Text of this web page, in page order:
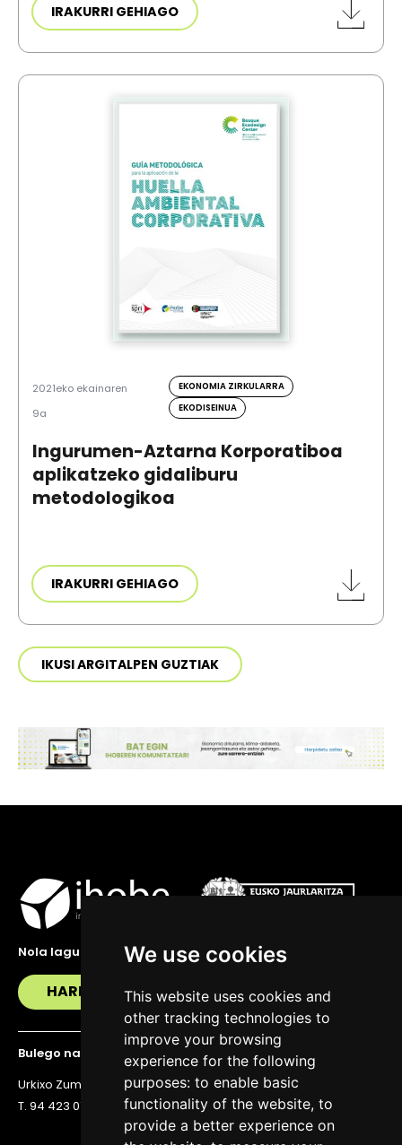
We use cookies
This website uses cookies and
other tracking technologies to
improve your browsing
experience for the following
purposes: to enable basic
functionality of the website, to
provide a better experience on
IRAKURRI GEHIAGO
2021eko ekainaren
9a
EKONOMIA ZIRKULARRA
EKODISEINUA
Ingurumen-Aztarna Korporatiboa
aplikatzeko gidaliburu
metodologikoa
IRAKURRI GEHIAGO
IKUSI ARGITALPEN GUZTIAK
Nola lagundu zaitzakegu?
HARREMANETAN JARRI
Bulego nagusia
Urkixo Zumarkalea 36, 6. solairua, 48011 Bilbo
T. 94 423 07 43